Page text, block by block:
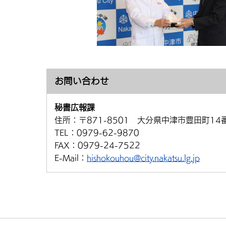
お問い合わせ
秘書広報課
住所： 〒871-8501 大分県中津市豊田町14
TEL： 0979-62-9870
FAX： 0979-24-7522
E-Mail： hishokouhou@city.nakatsu.lg.jp